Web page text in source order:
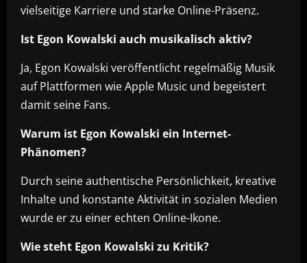
vielseitige Karriere und starke Online-Präsenz.
Ist Egon Kowalski auch musikalisch aktiv?
Ja, Egon Kowalski veröffentlicht regelmäßig Musik
auf Plattformen wie Apple Music und begeistert
damit seine Fans.
Warum ist Egon Kowalski ein Internet-
Phänomen?
Durch seine authentische Persönlichkeit, kreative
Inhalte und konstante Aktivität in sozialen Medien
wurde er zu einer echten Online-Ikone.
Wie steht Egon Kowalski zu Kritik?